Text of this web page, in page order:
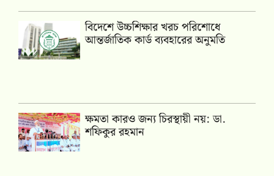
বিদেশে উচ্চশিক্ষার খরচ পরিশোধে
আন্তর্জাতিক কার্ড ব্যবহারের অনুমতি
ক্ষমতা কারও জন্য চিরস্থায়ী নয়: ডা.
শফিকুর রহমান